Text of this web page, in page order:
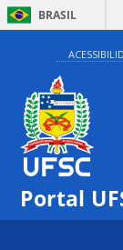
BRASIL
Portal